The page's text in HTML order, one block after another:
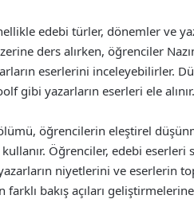
edebi türler, dönemler ve
ders alırken, öğrenciler
eserlerini inceleyebilirler.
gibi yazarların eserleri ele alınır.
öğrencilerin eleştirel
Öğrenciler, edebi eserleri
niyetlerini ve eserlerin
farklı bakış açıları